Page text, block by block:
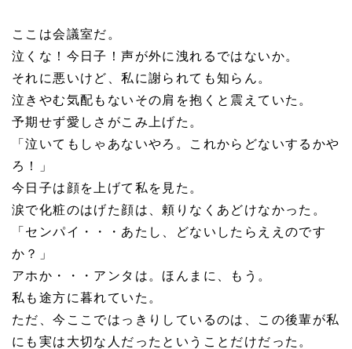
ここは会議室だ。
泣くな！今日子！声が外に洩れるではないか。
それに悪いけど、私に謝られても知らん。
泣きやむ気配もないその肩を抱くと震えていた。
予期せず愛しさがこみ上げた。
「泣いてもしゃあないやろ。これからどないするかや
ろ！」
今日子は顔を上げて私を見た。
涙で化粧のはげた顔は、頼りなくあどけなかった。
「センパイ・・・あたし、どないしたらええのです
か？」
アホか・・・アンタは。ほんまに、もう。
私も途方に暮れていた。
ただ、今ここではっきりしているのは、この後輩が私
にも実は大切な人だったということだけだった。